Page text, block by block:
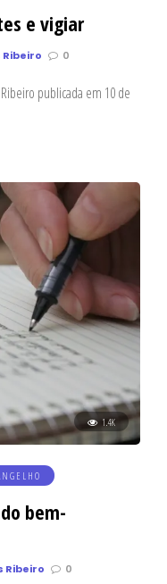
e vigiar
Ribeiro 0
publicada em 10 de
1.4K
bem-
Ribeiro 0